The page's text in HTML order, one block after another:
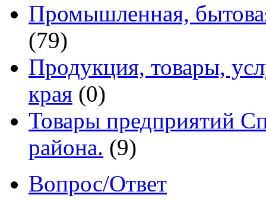
Промышленная,
(79)
Продукция, товары,
края (0)
Товары предприятий
района. (9)
Вопрос/Ответ